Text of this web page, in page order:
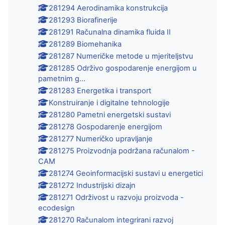
281294 Aerodinamika konstrukcija
281293 Biorafinerije
281291 Računalna dinamika fluida II
281289 Biomehanika
281287 Numeričke metode u mjeriteljstvu
281285 Održivo gospodarenje energijom u
pametnim g...
281283 Energetika i transport
Konstruiranje i digitalne tehnologije
281280 Pametni energetski sustavi
281278 Gospodarenje energijom
281277 Numeričko upravljanje
281275 Proizvodnja podržana računalom -
CAM
281274 Geoinformacijski sustavi u energetici
281272 Industrijski dizajn
281271 Održivost u razvoju proizvoda -
ecodesign
281270 Računalom integrirani razvoj